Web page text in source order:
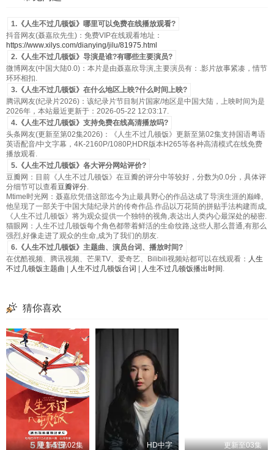
1.《人生不过几顿饭》哪里可以免费在线播放观看?
抖音网友(聂嘉欣先生)：免费VIP在线观看地址：
https://www.xilys.com/dianying/jilu/81975.html
2.《人生不过几顿饭》导演是谁?有哪些主要演员?
微博网友(中国大陆0.0)：本片是由聂嘉欣导演,主要演员有：.影片故事紧凑，情节
环环相扣.
3.《人生不过几顿饭》在什么地区上映?什么时间上映?
腾讯网友(纪录片2026)：该纪录片节目制片国家/地区是中国大陆，上映时间为是
2026年，本站最近更新于：2026-05-22 12:03:17.
4.《人生不过几顿饭》支持免费在线高清播放吗?
头条网友(更新至第02集2026)：《人生不过几顿饭》更新至第02集支持国语粤语
英语配音/中文字幕，4K-2160P/1080P,HDR版本H265等各种高清模式在线免费
播放观看.
5.《人生不过几顿饭》各大评分网站评价?
豆瓣网：目前《人生不过几顿饭》在豆瓣的评分中等较好，分数为0.0分，具体评
分细节可以查看豆瓣评分.
Mtime时光网：聂嘉欣凭借这部迄今为止最具野心的作品达成了导演生涯的巅峰,
他呈现了一部关于中国大陆纪录片的传奇作品.作品以万花筒的拼贴手法构建而成,
《人生不过几顿饭》将为观众提供一个独特的视角,表达出人类内心最深处的秘密.
猫眼网：人生不过几顿饭每个角色都带着鲜活的生命纹路,这些人那么普通,有那么
强烈,好像走进了观众的生命,成为了我们的朋友.
6.《人生不过几顿饭》主题曲、演员台词、播放时间?
在优酷视频、腾讯视频、芒果TV、爱奇艺、Bilibili视频站都可以在线观看： 人生
不过几顿饭主题曲
人生不过几顿饭台词 人生不过几顿饭播出时间 .
猜你喜欢
更新至第02集 HD中字 更新至03集